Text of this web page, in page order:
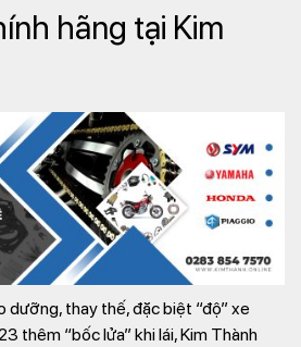
hãng tại Kim
dưỡng, thay thế, đặc biệt “độ” xe
thêm “bốc lửa” khi lái, Kim Thành